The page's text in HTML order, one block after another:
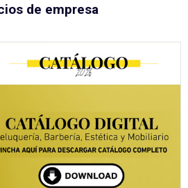
de empresa